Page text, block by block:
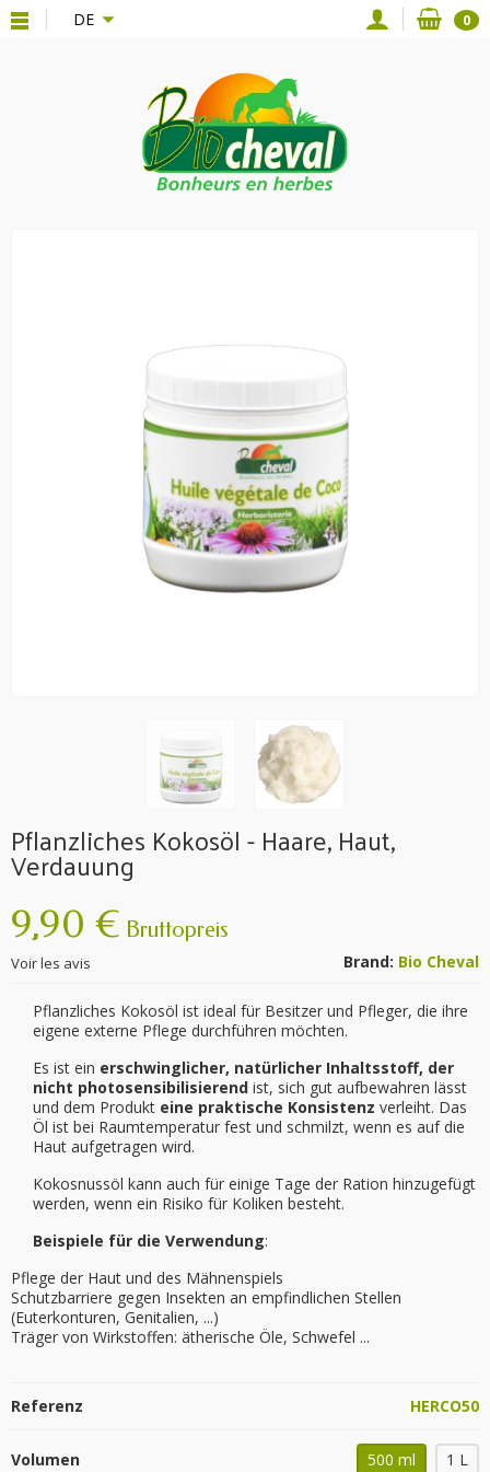
{**} DE 0
Pflanzliches Kokosöl - Haare, Haut,
Verdauung
Brand: Bio Cheval
9,90 € Bruttopreis
Voir les avis
Pflanzliches Kokosöl ist ideal für Besitzer und Pfleger, die ihre
eigene externe Pflege durchführen möchten.
Es ist ein erschwinglicher, natürlicher Inhaltsstoff, der
nicht photosensibilisierend ist, sich gut aufbewahren lässt
und dem Produkt eine praktische Konsistenz verleiht. Das
Öl ist bei Raumtemperatur fest und schmilzt, wenn es auf die
Haut aufgetragen wird.
Kokosnussöl kann auch für einige Tage der Ration hinzugefügt
werden, wenn ein Risiko für Koliken besteht.
Beispiele für die Verwendung:
Pflege der Haut und des Mähnenspiels
Schutzbarriere gegen Insekten an empfindlichen Stellen
(Euterkonturen, Genitalien, ...)
Träger von Wirkstoffen: ätherische Öle, Schwefel ...
Referenz HERCO50
Volumen 500 ml 1 L